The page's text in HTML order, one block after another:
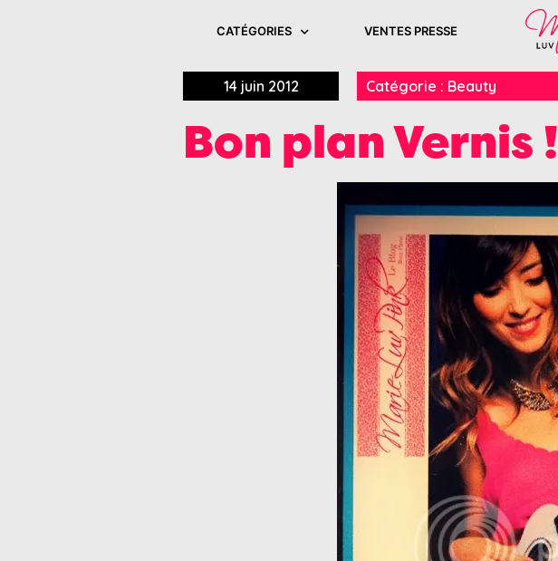
CATÉGORIES VENTES PRESSE
14 juin 2012 Catégorie : Beauty
Bon plan Vernis !